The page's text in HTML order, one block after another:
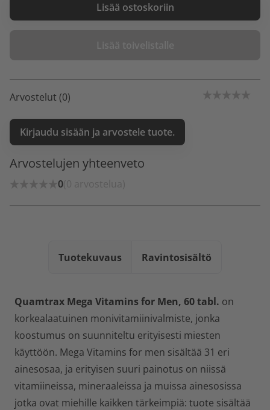
Lisää ostoskoriin
Lisää toivelistalle
Arvostelut (0)
Kirjaudu sisään ja arvostele tuote.
Arvostelujen yhteenveto
0(0 arvostelua)
Tuotekuvaus Ravintosisältö
Quamtrax Mega Vitamins for Men, 60 tabl. on
korkealaatuinen monivitamiinivalmiste, jonka
koostumus on suunniteltu erityisesti miesten
käyttöön. Mega Vitamins for men sisältää 31 eri
ainesosaa, ja erityisen suuri painotus on niissä
vitamiineissa, mineraaleissa ja muissa ainesosissa
jotka ovat miehille kaikken tärkeimpiä: tuote sisältää